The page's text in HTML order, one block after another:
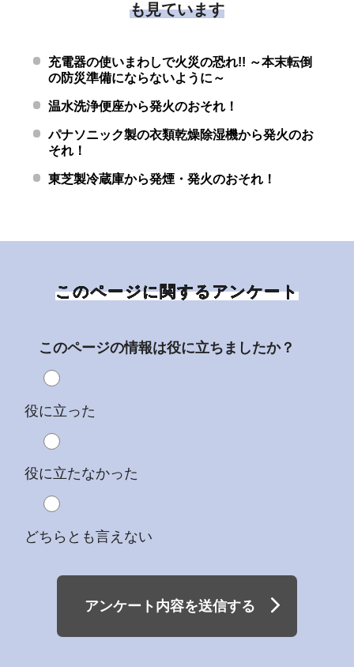
も見ています
充電器の使いまわしで火災の恐れ!! ～本末転倒
の防災準備にならないように～
温水洗浄便座から発火のおそれ！
パナソニック製の衣類乾燥除湿機から発火のお
それ！
東芝製冷蔵庫から発煙・発火のおそれ！
このページに関するアンケート
このページの情報は役に立ちましたか？
役に立った
役に立たなかった
どちらとも言えない
アンケート内容を送信する